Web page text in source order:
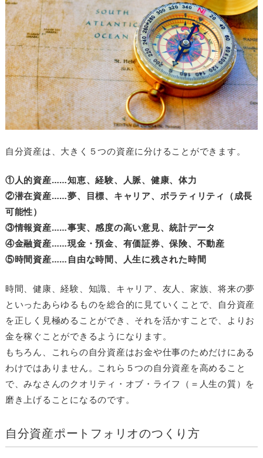
自分資産は、大きく５つの資産に分けることができます。
①人的資産……知恵、経験、人脈、健康、体力
②潜在資産……夢、目標、キャリア、ボラティリティ（成長
可能性）
③情報資産……事実、感度の高い意見、統計データ
④金融資産……現金・預金、有価証券、保険、不動産
⑤時間資産……自由な時間、人生に残された時間
時間、健康、経験、知識、キャリア、友人、家族、将来の夢
といったあらゆるものを総合的に見ていくことで、自分資産
を正しく見極めることができ、それを活かすことで、よりお
金を稼ぐことができるようになります。
もちろん、これらの自分資産はお金や仕事のためだけにある
わけではありません。これら５つの自分資産を高めること
で、みなさんのクオリティ・オブ・ライフ（＝人生の質）を
磨き上げることになるのです。
自分資産ポートフォリオのつくり方